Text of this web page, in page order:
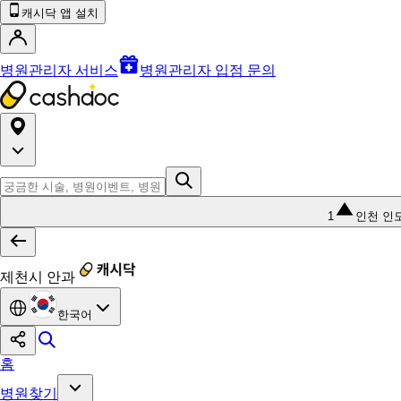
캐시닥 앱 설치
병원관리자 서비스 병원관리자 입점 문의
1 인천 인
제천시 안과
한국어
홈
병원찾기